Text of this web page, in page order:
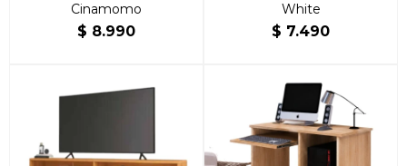
Cinamomo
$ 8.990
White
$ 7.490